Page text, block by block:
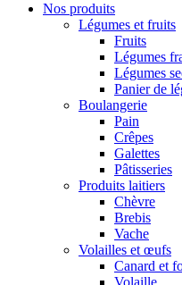
Nos produits
Légumes et fruits
Fruits
Légumes
Légumes
Panier de
Boulangerie
Pain
Crêpes
Galettes
Pâtisseries
Produits laitiers
Chèvre
Brebis
Vache
Volailles et œufs
Canard et
Volaille